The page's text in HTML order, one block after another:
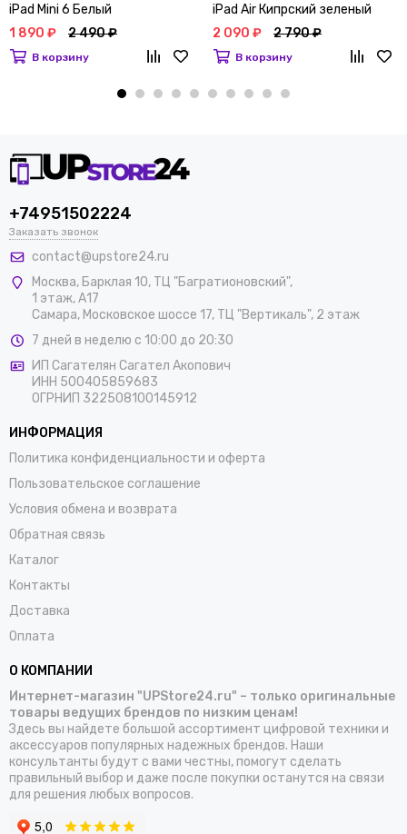
iPad Mini 6 Белый
1 890 ₽
2 490 ₽
В корзину
iPad Air Кипрский зеленый
2 090 ₽
2 790 ₽
В корзину
+74951502224
Заказать звонок
contact@upstore24.ru
Москва, Барклая 10, ТЦ "Багратионовский",
1 этаж, А17
Самара, Московское шоссе 17, ТЦ "Вертикаль", 2 этаж
7 дней в неделю с 10:00 до 20:30
ИП Сагателян Сагател Акопович
ИНН 500405859683
ОГРНИП 322508100145912
ИНФОРМАЦИЯ
Политика конфиденциальности и оферта
Пользовательское соглашение
Условия обмена и возврата
Обратная связь
Каталог
Контакты
Доставка
Оплата
О КОМПАНИИ
Интернет-магазин "UPStore24.ru" – только оригинальные
товары ведущих брендов по низким ценам!
Здесь вы найдете большой ассортимент цифровой техники и
аксессуаров популярных надежных брендов. Наши
консультанты будут с вами честны, помогут сделать
правильный выбор и даже после покупки останутся на связи
для решения любых вопросов.